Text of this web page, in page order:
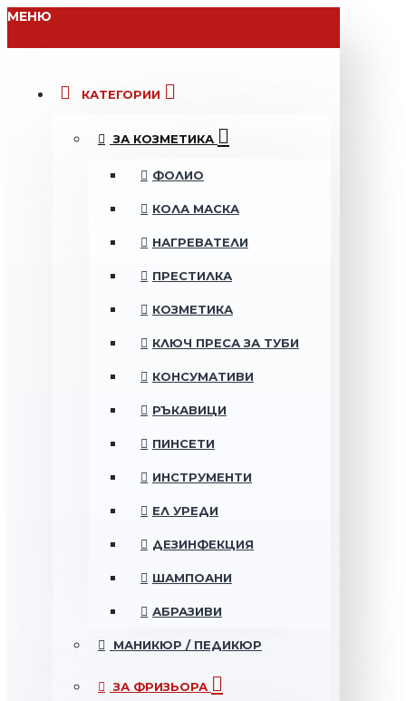
МЕНЮ
КАТЕГОРИИ
ЗА КОЗМЕТИКА
ФОЛИО
КОЛА МАСКА
НАГРЕВАТЕЛИ
ПРЕСТИЛКА
КОЗМЕТИКА
КЛЮЧ ПРЕСА ЗА ТУБИ
КОНСУМАТИВИ
РЪКАВИЦИ
ПИНСЕТИ
ИНСТРУМЕНТИ
ЕЛ УРЕДИ
ДЕЗИНФЕКЦИЯ
ШАМПОАНИ
АБРАЗИВИ
МАНИКЮР / ПЕДИКЮР
ЗА ФРИЗЬОРА